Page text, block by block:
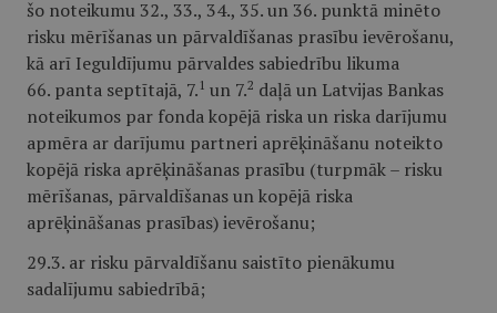
šo noteikumu 32., 33., 34., 35. un 36. punktā minēto
risku mērīšanas un pārvaldīšanas prasību ievērošanu,
kā arī Ieguldījumu pārvaldes sabiedrību likuma
66. panta septītajā, 7. 1 un 7.2 daļā un Latvijas Bankas
noteikumos par fonda kopējā riska un riska darījumu
apmēra ar darījumu partneri aprēķināšanu noteikto
kopējā riska aprēķināšanas prasību (turpmāk – risku
mērīšanas, pārvaldīšanas un kopējā riska
aprēķināšanas prasības) ievērošanu;
29.3. ar risku pārvaldīšanu saistīto pienākumu
sadalījumu sabiedrībā;